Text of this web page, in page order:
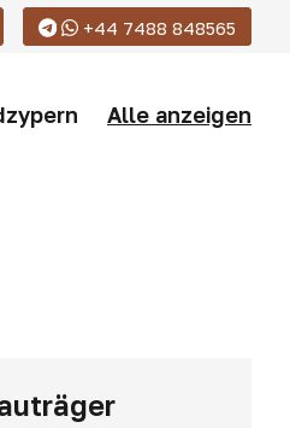
+44 7488 848565
Alle anzeigen